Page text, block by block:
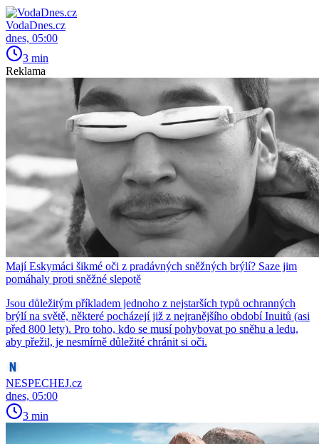
VodaDnes.cz
dnes, 05:00
3 min
Reklama
Mají Eskymáci šikmé oči z pradávných sněžných brýlí? Saze jim
pomáhaly proti sněžné slepotě
Jsou důležitým příkladem jednoho z nejstarších typů ochranných
brýlí na světě, některé pocházejí již z nejranějšího období Inuitů (asi
před 800 lety). Pro toho, kdo se musí pohybovat po sněhu a ledu,
aby přežil, je nesmírně důležité chránit si oči.
NESPECHEJ.cz
dnes, 05:00
3 min